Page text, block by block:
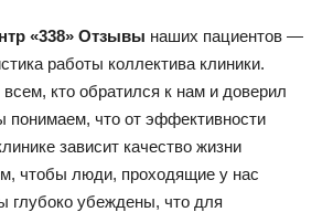
«338» Отзывы наших пациентов —
работы коллектива клиники.
кто обратился к нам и доверил
понимаем, что от эффективности
зависит качество жизни
чтобы люди, проходящие у нас
глубоко убеждены, что для